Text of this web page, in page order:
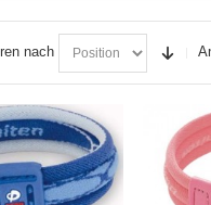
nach